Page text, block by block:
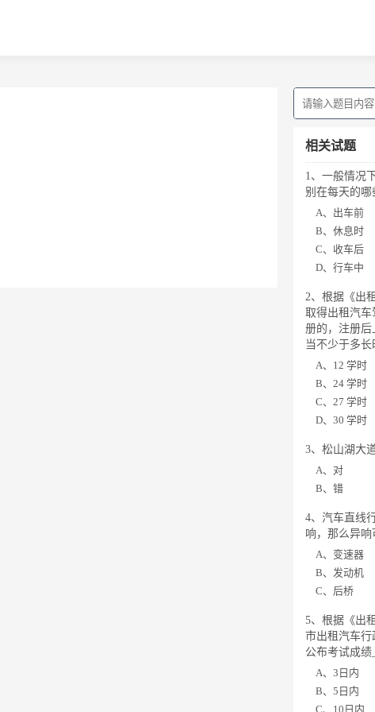
相关试题
1、一般情况
别在每天的哪
A、出车前
B、休息时
C、收车后
D、行车中
2、根据《出
取得出租汽车
册的，注册
当不少于多长
A、12 学时
B、24 学时
C、27 学时
D、30 学时
3、松山湖大
A、对
B、错
4、汽车直线
响，那么异响
A、变速器
B、发动机
C、后桥
5、根据《出
市出租汽车行
公布考试成绩
A、3日内
B、5日内
C、10日内